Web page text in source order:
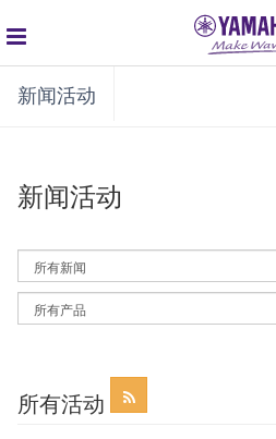
global
navigation
新闻活动
新闻活动
By
News
Category
By
Article
所有活动